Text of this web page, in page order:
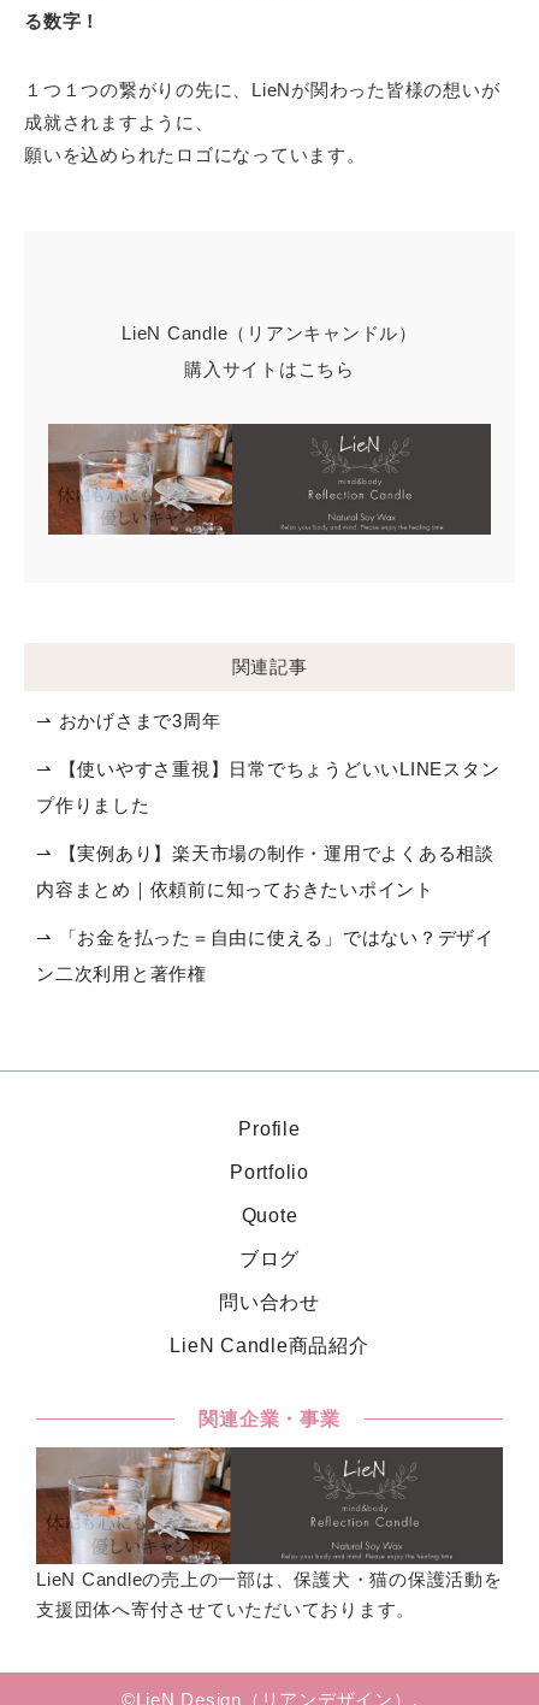
る数字！
１つ１つの繋がりの先に、LieNが関わった皆様の想いが
成就されますように、
願いを込められたロゴになっています。
LieN Candle（リアンキャンドル）
購入サイトはこちら
関連記事
⇀ おかげさまで3周年
⇀ 【使いやすさ重視】日常でちょうどいいLINEスタン
プ作りました
⇀ 【実例あり】楽天市場の制作・運用でよくある相談
内容まとめ｜依頼前に知っておきたいポイント
⇀ 「お金を払った＝自由に使える」ではない？デザイ
ン二次利用と著作権
Profile
Portfolio
Quote
ブログ
問い合わせ
LieN Candle商品紹介
関連企業・事業
LieN Candleの売上の一部は、保護犬・猫の保護活動を
支援団体へ寄付させていただいております。
©LieN Design（リアンデザイン）.